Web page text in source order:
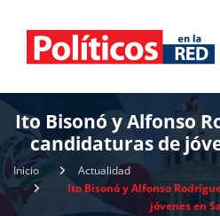
Ito Bisonó y Alfonso
candidaturas de
Inicio
Actualidad
Ito Bisonó y Alfonso
jóvenes en